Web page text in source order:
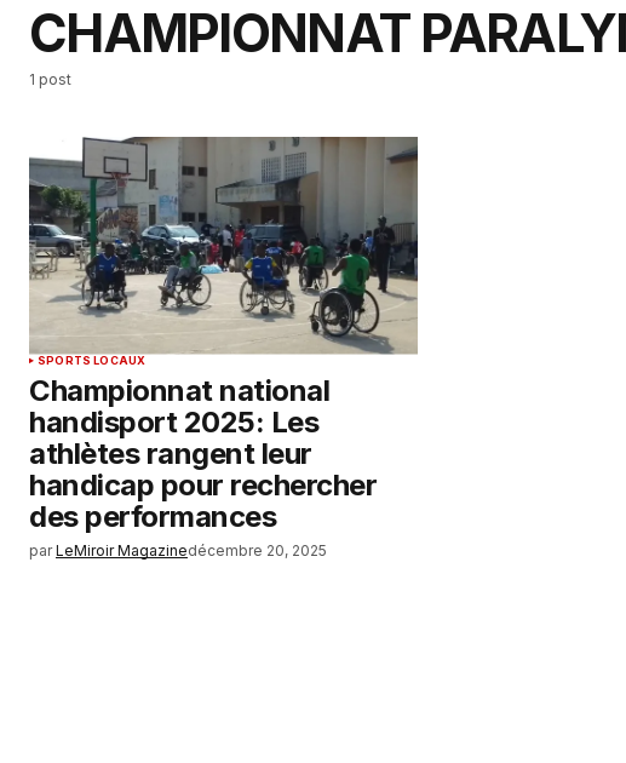
CHAMPIONNAT
1 post
SPORTS LOCAUX
Championnat national
handisport 2025: Les
athlètes rangent leur
handicap pour rechercher
des performances
par LeMiroir Magazinedécembre 20, 2025